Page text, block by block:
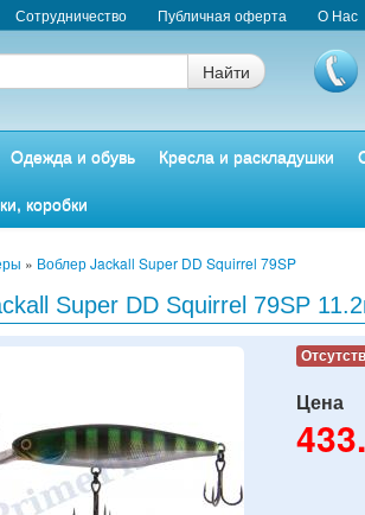
Сотрудничество Публичная оферта О Нас
Найти
Одежда и обувь Кресла и раскладушки
коробки
» Воблер Jackall Super DD Squirrel 79SP
Super DD Squirrel 79SP
Цена